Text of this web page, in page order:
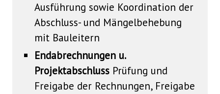
Ausführung sowie Koordination der
Abschluss- und Mängelbehebung
mit Bauleitern
Endabrechnungen u.
Projektabschluss Prüfung und
Freigabe der Rechnungen, Freigabe